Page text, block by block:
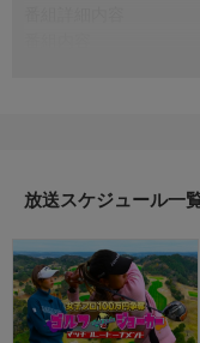
第15回大会出場:中山
放送局
【スポーツ満載365日
番組の詳細やプレゼン
https://www.gaora.co.jp/
放送スケジュール一